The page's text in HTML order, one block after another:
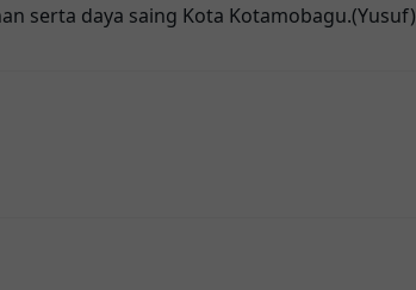
serta daya saing Kota Kotamobagu.(Yusuf)